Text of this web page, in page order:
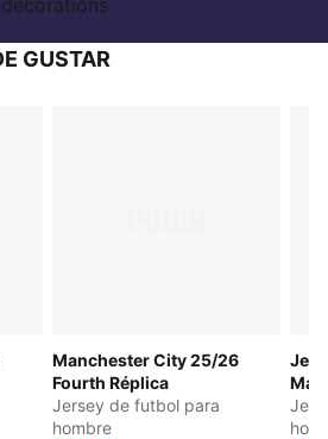
decorations
GUSTAR
Manchester City 25/26
Fourth Réplica
Jersey de futbol para
hombre